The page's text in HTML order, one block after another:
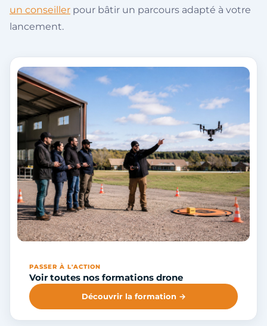
un conseiller pour bâtir un parcours adapté à votre
lancement.
PASSER À L'ACTION
Voir toutes nos formations drone
Découvrir la formation →